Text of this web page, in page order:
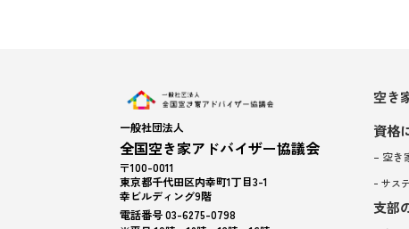
一般社団法人
全国空き家アドバイザー協議会
〒100-0011
東京都千代田区内幸町1丁目3-1
幸ビルディング9階
電話番号 03-6275-0798
空き
資格
– 空き
– サス
支部